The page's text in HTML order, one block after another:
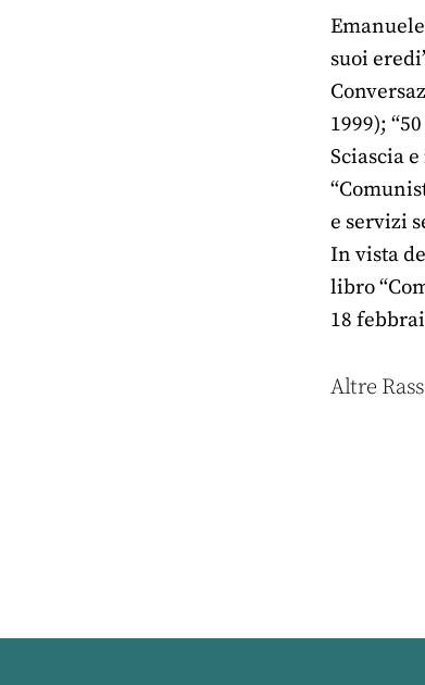
suoi
1999);
Sciascia
e servizi
In vista
libro
18
Altre